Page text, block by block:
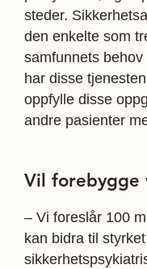
steder.
den enkelte som
samfunnets
har disse
oppfylle disse
andre pasienter
Vil forebygge
– Vi foreslår 100
kan bidra til